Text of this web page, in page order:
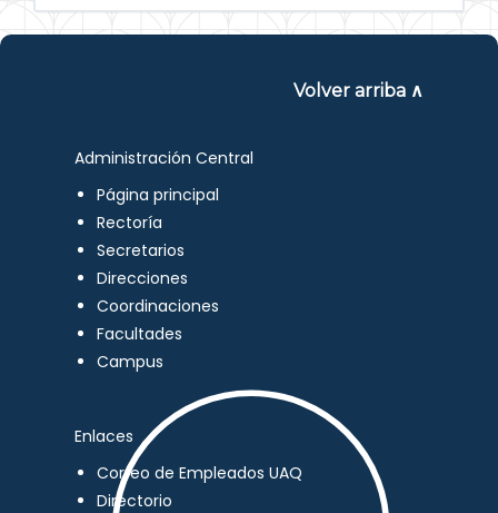
Volver arriba ∧
Administración Central
Página principal
Rectoría
Secretarios
Direcciones
Coordinaciones
Facultades
Campus
Enlaces
Correo de Empleados UAQ
Directorio